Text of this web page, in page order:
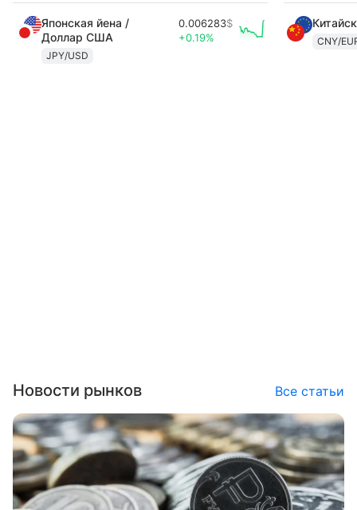
Японская йена /
Доллар США
JPY/USD
0.006283$
+0.19%
CNY/
Новости рынков Все статьи